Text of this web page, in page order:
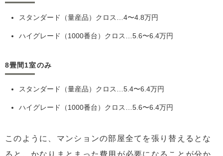
スタンダード（量産品）クロス…4〜4.8万円
ハイグレード（1000番台）クロス…5.6〜6.4万円
8畳間1室のみ
スタンダード（量産品）クロス…5.4〜6.4万円
ハイグレード（1000番台）クロス…5.6〜6.4万円
このように、マンションの部屋全てを張り替えるとな